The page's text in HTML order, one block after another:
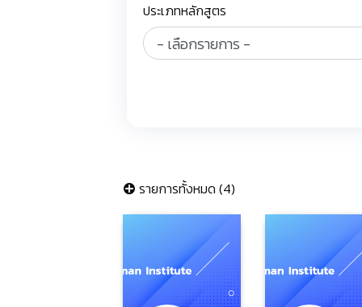
ประเภทหลักสูตร
รายการทั้งหมด (4)